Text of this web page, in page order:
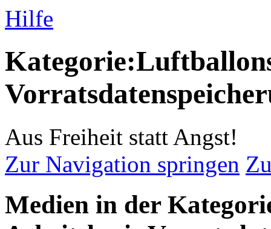
Hilfe
Aus Freiheit statt Angst!
Zur Navigation springen
Medien in der